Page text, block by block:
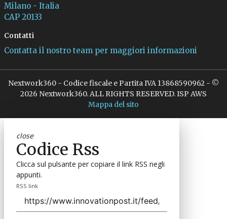
Milano - Italia
CAP 20133
Contatti
Contatta il nostro team per maggiori informazioni
Nextwork360 - Codice fiscale e Partita IVA 13868590962 - ©
2026 Nextwork360. ALL RIGHTS RESERVED. ISP AWS
Mappa del sito
close
Codice Rss
Clicca sul pulsante per copiare il link RSS negli
appunti.
RSS link